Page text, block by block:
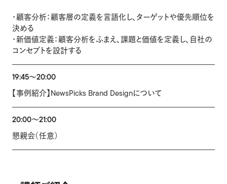
・顧客分析：顧客層の定義を言語化し、ターゲットや優先順位を
決める
・新価値定義：顧客分析をふまえ、課題と価値を定義し、自社の
コンセプトを設計する
19:45〜20:00
【事例紹介】NewsPicks Brand Designについて
20:00〜21:00
懇親会（任意）